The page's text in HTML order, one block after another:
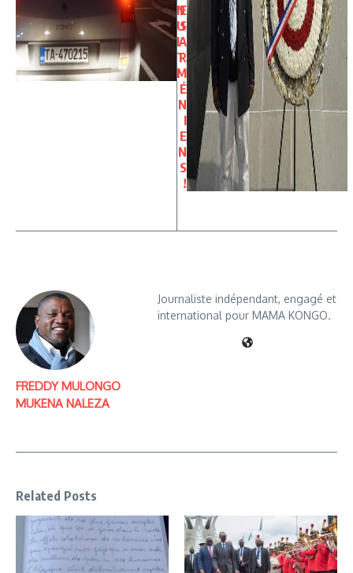
N
U
I
T
!
E
S
A
R
M
É
N
I
E
N
S
!
FREDDY MULONGO
MUKENA NALEZA
Journaliste indépendant, engagé et
international pour MAMA KONGO.
Related Posts